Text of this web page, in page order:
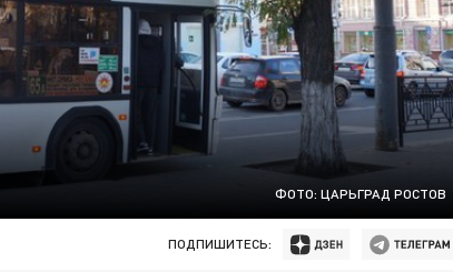
ФОТО: ЦАРЬГРАД РОСТОВ
ПОДПИШИТЕСЬ: